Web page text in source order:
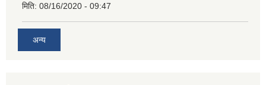
मिति: 08/16/2020 - 09:47
अन्य